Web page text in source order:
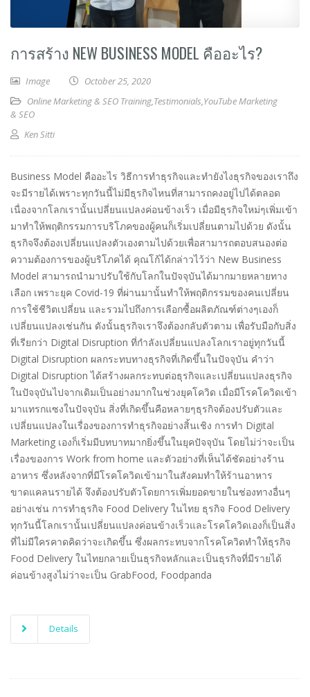
การสร้าง NEW BUSINESS MODEL คืออะไร?
Image
October 25, 2020
Online Marketing & SEO Training,Testimonials,YouTube Marketing
& SEO
Ken Sitti
Business Model คืออะไร วิธีการทำธุรกิจและทำยังไงธุรกิจของเราถึง
จะมีรายได้เพราะทุกวันนี้ไม่มีธุรกิจไหนที่สามารถคงอยู่ไปได้ตลอด
เนื่องจากโลกเรานั้นเปลี่ยนแปลงค่อนข้างเร็ว เมื่อมีธุรกิจใหม่ๆเพิ่มเข้า
มาทำให้พฤติกรรมการบริโภคของผู้คนก็เริ่มเปลี่ยนตามไปด้วย ดังนั้น
ธุรกิจจึงต้องเปลี่ยนแปลงตัวเองตามไปด้วยเพื่อสามารถตอบสนองต่อ
ความต้องการของผู้บริโภคได้ คุณโก้ได้กล่าวไว้ว่า New Business
Model สามารถนำมาปรับใช้กับโลกในปัจจุบันได้มากมายหลายทาง
เลือก เพราะยุค Covid-19 ที่ผ่านมานั้นทำให้พฤติกรรมของคนเปลี่ยน
การใช้ชีวิตเปลี่ยน และรวมไปถึงการเลือกซื้อผลิตภัณฑ์ต่างๆเองก็
เปลี่ยนแปลงเช่นกัน ดังนั้นธุรกิจเราจึงต้องกลับตัวตาม เพื่อรับมือกับสิ่ง
ที่เรียกว่า Digital Disruption ที่กำลังเปลี่ยนแปลงโลกเราอยู่ทุกวันนี้
Digital Disruption ผลกระทบทางธุรกิจที่เกิดขึ้นในปัจจุบัน คำว่า
Digital Disruption ได้สร้างผลกระทบต่อธุรกิจและเปลี่ยนแปลงธุรกิจ
ในปัจจุบันไปจากเดิมเป็นอย่างมากในช่วงยุคโควิด เมื่อมีโรคโควิดเข้า
มาแทรกแซงในปัจจุบัน สิ่งที่เกิดขึ้นคือหลายๆธุรกิจต้องปรับตัวและ
เปลี่ยนแปลงในเรื่องของการทำธุรกิจอย่างสิ้นเชิง การทำ Digital
Marketing เองก็เริ่มมีบทบาทมากยิ่งขึ้นในยุคปัจจุบัน โดยไม่ว่าจะเป็น
เรื่องของการ Work from home และตัวอย่างที่เห็นได้ชัดอย่างร้าน
อาหาร ซึ่งหลังจากที่มีโรคโควิดเข้ามาในสังคมทำให้ร้านอาหาร
ขาดแคลนรายได้ จึงต้องปรับตัวโดยการเพิ่มยอดขายในช่องทางอื่นๆ
อย่างเช่น การทำธุรกิจ Food Delivery ในไทย ธุรกิจ Food Delivery
ทุกวันนี้โลกเรานั้นเปลี่ยนแปลงค่อนข้างเร็วและโรคโควิดเองก็เป็นสิ่ง
ที่ไม่มีใครคาดคิดว่าจะเกิดขึ้น ซึ่งผลกระทบจากโรคโควิดทำให้ธุรกิจ
Food Delivery ในไทยกลายเป็นธุรกิจหลักและเป็นธุรกิจที่มีรายได้
ค่อนข้างสูงไม่ว่าจะเป็น GrabFood, Foodpanda
Details